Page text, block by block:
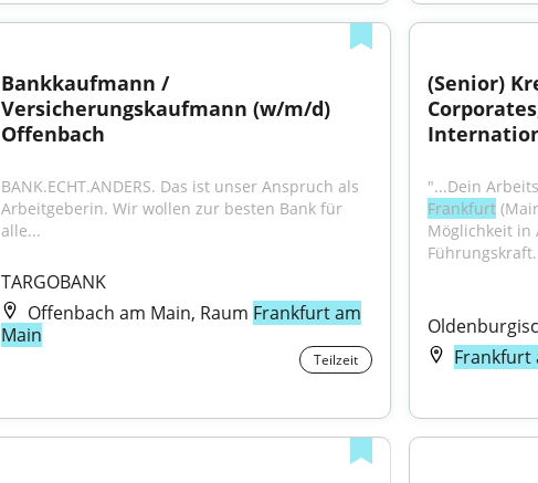
Bankkaufmann /
Versicherungskaufmann (w/m/d)
Offenbach
BANK.ECHT.ANDERS. Das ist unser Anspruch als
Arbeitgeberin. Wir wollen zur besten Bank für
alle...
TARGOBANK
Offenbach am Main, Raum Frankfurt am
Main
Teilzeit
(Senior)
Frankfurt
Möglichkeit in
Frankfurt